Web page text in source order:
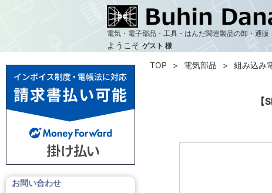
電気・電子部品・工具・はんだ関連製品の卸・通販
ようこそ ゲスト 様
お問い合わせ
TOP 電気部品 組み込み